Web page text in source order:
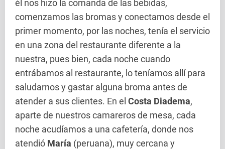
él nos hizo la comanda de las bebidas,
comenzamos las bromas y conectamos desde el
primer momento, por las noches, tenía el servicio
en una zona del restaurante diferente a la
nuestra, pues bien, cada noche cuando
entrábamos al restaurante, lo teníamos allí para
saludarnos y gastar alguna broma antes de
atender a sus clientes. En el Costa Diadema,
aparte de nuestros camareros de mesa, cada
noche acudíamos a una cafetería, donde nos
atendió María (peruana), muy cercana y